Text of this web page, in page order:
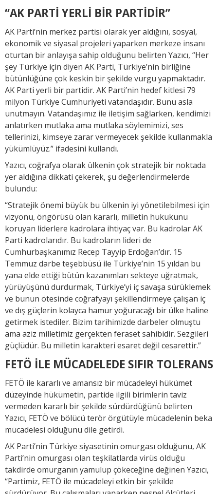
“AK PARTİ YERLİ BİR PARTİDİR”
AK Parti’nin merkez partisi olarak yer aldığını, sosyal,
ekonomik ve siyasal projeleri yaparken merkeze insanı
oturtan bir anlayışa sahip olduğunu belirten Yazıcı, “Her
şey Türkiye için diyen AK Parti, Türkiye’nin birliğine
bütünlüğüne çok keskin bir şekilde vurgu yapmaktadır.
AK Parti yerli bir partidir. AK Parti’nin hedef kitlesi 79
milyon Türkiye Cumhuriyeti vatandaşıdır. Bunu asla
unutmayın. Vatandaşımız ile iletişim sağlarken, kendimizi
anlatırken mutlaka ama mutlaka söylemimizi, ses
tellerinizi, kimseye zarar vermeyecek şekilde kullanmakla
yükümlüyüz.” ifadesini kullandı.
Yazıcı, coğrafya olarak ülkenin çok stratejik bir noktada
yer aldığına dikkati çekerek, şu değerlendirmelerde
bulundu:
“Stratejik önemi büyük bu ülkenin iyi yönetilebilmesi için
vizyonu, öngörüsü olan kararlı, milletin hukukunu
koruyan liderlere kadrolara ihtiyaç var. Bu kadrolar AK
Parti kadrolarıdır. Bu kadroların lideri de
Cumhurbaşkanımız Recep Tayyip Erdoğan’dır. 15
Temmuz darbe teşebbüsü ile Türkiye’nin 15 yıldan bu
yana elde ettiği bütün kazanımları sekteye uğratmak,
yürüyüşünü durdurmak, Türkiye’yi iç savaşa sürüklemek
ve bunun ötesinde coğrafyayı şekillendirmeye çalışan iç
ve dış güçlerin kolayca hamur yoğuracağı bir ülke haline
getirmek istediler. Bizim tarihimizde darbeler olmuştu
ama aziz milletimiz gerçekten feraset sahibidir. Sezgileri
güçlüdür. Bu milletin karakteri esaret değil cesarettir.”
FETÖ İLE MÜCADELEDE SIFIR TOLERANS
FETÖ ile kararlı ve amansız bir mücadeleyi hükümet
düzeyinde hükümetin, partide ilgili birimlerin taviz
vermeden kararlı bir şekilde sürdürdüğünü belirten
Yazıcı, FETÖ ve bölücü terör örgütüyle mücadelenin beka
mücadelesi olduğunu dile getirdi.
AK Parti’nin Türkiye siyasetinin omurgası olduğunu, AK
Parti’nin omurgası olan teşkilatlarda virüs olduğu
takdirde omurganın yamulup çökeceğine değinen Yazıcı,
“Partimiz, FETÖ ile mücadeleyi etkin bir şekilde